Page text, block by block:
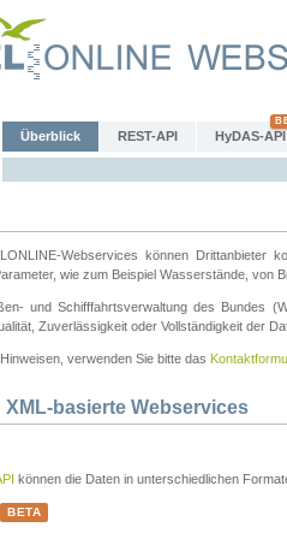
Überblick REST-API HyDAS-API
Webservices können Drittanbieter
wie zum Beispiel Wasserstände, von
und Schifffahrtsverwaltung des Bundes
Zuverlässigkeit oder Vollständigkeit der
verwenden Sie bitte das
XML-basierte Webservices
können die Daten in unterschiedlichen
BETA